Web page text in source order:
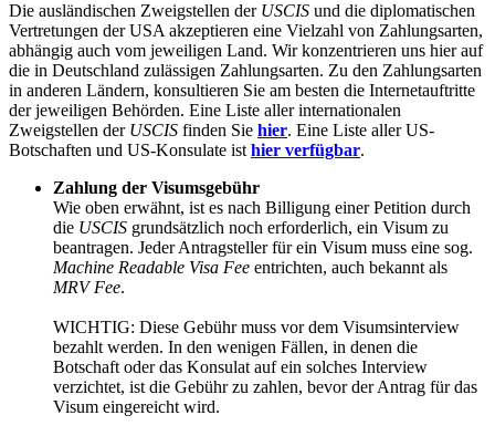
Die ausländischen Zweigstellen der USCIS und die diplomatischen
Vertretungen der USA akzeptieren eine Vielzahl von Zahlungsarten,
abhängig auch vom jeweiligen Land. Wir konzentrieren uns hier auf
die in Deutschland zulässigen Zahlungsarten. Zu den Zahlungsarten
in anderen Ländern, konsultieren Sie am besten die Internetauftritte
der jeweiligen Behörden. Eine Liste aller internationalen
Zweigstellen der USCIS finden Sie hier. Eine Liste aller US-
Botschaften und US-Konsulate ist hier verfügbar.
Zahlung der Visumsgebühr
Wie oben erwähnt, ist es nach Billigung einer Petition durch
die USCIS grundsätzlich noch erforderlich, ein Visum zu
beantragen. Jeder Antragsteller für ein Visum muss eine sog.
Machine Readable Visa Fee entrichten, auch bekannt als
MRV Fee.
WICHTIG: Diese Gebühr muss vor dem Visumsinterview
bezahlt werden. In den wenigen Fällen, in denen die
Botschaft oder das Konsulat auf ein solches Interview
verzichtet, ist die Gebühr zu zahlen, bevor der Antrag für das
Visum eingereicht wird.